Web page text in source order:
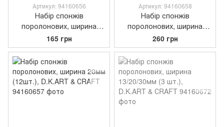
Артикул: 94160656
Набір спонжів
поролонових, ширина
13мм (12шт.), D.K.ART &
СRAFT
165 грн
Артикул: 94160658
Набір спонжів
поролонових, ширина
30мм (12шт.), D.K.ART &
GRAFT
260 грн